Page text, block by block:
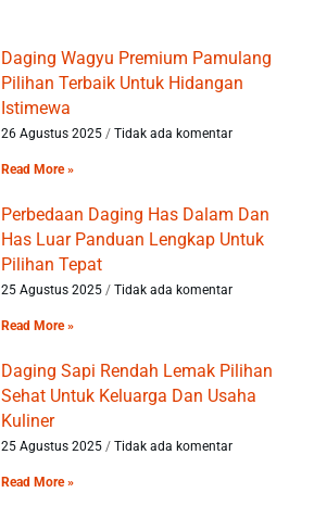
Daging Wagyu Premium Pamulang
Pilihan Terbaik Untuk Hidangan
Istimewa
26 Agustus 2025 Tidak ada komentar
Read More »
Perbedaan Daging Has Dalam Dan
Has Luar Panduan Lengkap Untuk
Pilihan Tepat
25 Agustus 2025 Tidak ada komentar
Read More »
Daging Sapi Rendah Lemak Pilihan
Sehat Untuk Keluarga Dan Usaha
Kuliner
25 Agustus 2025 Tidak ada komentar
Read More »